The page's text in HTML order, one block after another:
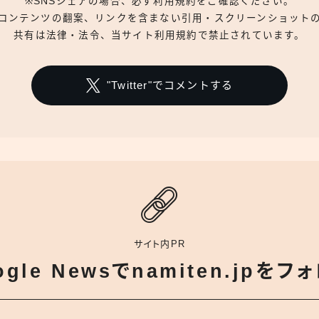
ンテンツの翻案、リンクを含まない引用・スクリーンショットの
共有は法律・法令、当サイト利用規約で禁止されています。
"Twitter"でコメントする
サイト内PR
Newsでnamiten.jpをフォ